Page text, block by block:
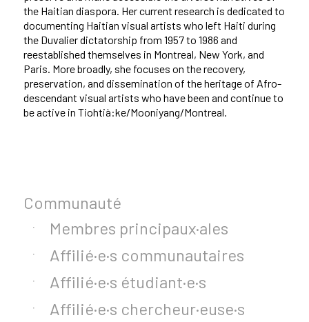
the Haitian diaspora. Her current research is dedicated to
documenting Haitian visual artists who left Haiti during
the Duvalier dictatorship from 1957 to 1986 and
reestablished themselves in Montreal, New York, and
Paris. More broadly, she focuses on the recovery,
preservation, and dissemination of the heritage of Afro-
descendant visual artists who have been and continue to
be active in Tiohtià:ke/Mooniyang/Montreal.
Communauté
Membres principaux·ales
Affilié·e·s communautaires
Affilié·e·s étudiant·e·s
Affilié·e·s chercheur·euse·s